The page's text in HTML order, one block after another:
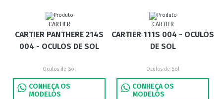
CARTIER
CARTIER PANTHERE 214S
004 - OCULOS DE SOL
Óculos de Sol
CONHEÇA OS
MODELOS
CARTIER
CARTIER 111S 004 - OCULOS
DE SOL
Óculos de Sol
CONHEÇA OS
MODELOS